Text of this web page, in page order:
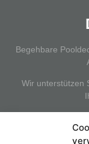
Begehbare
Wir unterstützen